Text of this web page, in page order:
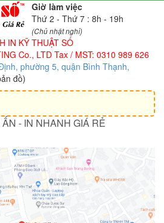
Giờ làm việc
Thứ 2 - Thứ 7 : 8h - 19h
(Chủ nhật nghỉ)
IN KỸ THUẬT SỐ
Co., LTD Tax / MST: 0310 989 626
phường 5, quận Bình Thạnh,
đồ)
- IN NHANH GIÁ RẺ